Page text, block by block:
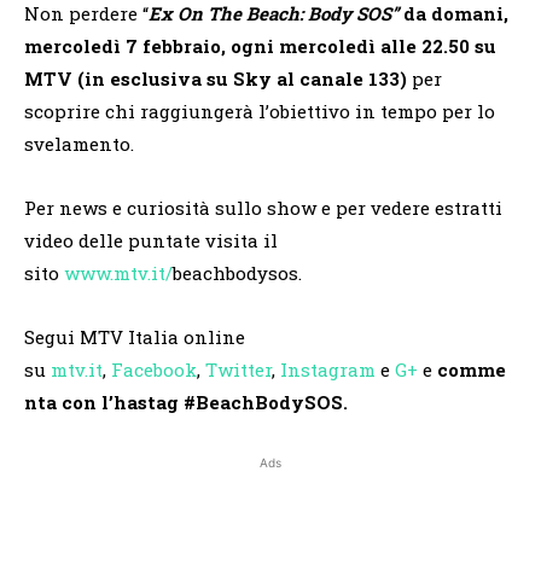
Non perdere “Ex On The Beach: Body SOS”da domani,
mercoledì 7 febbraio, ogni mercoledì alle 22.50 su
MTV (in esclusiva su Sky al canale 133) per
scoprire chi raggiungerà l’obiettivo in tempo per lo
svelamento.
Per news e curiosità sullo show e per vedere estratti
video delle puntate visita il
sito www.mtv.it/beachbodysos.
Segui MTV Italia online
su mtv.it, Facebook, Twitter, Instagram e G+ e comme
nta con l’hastag #BeachBodySOS.
Ads